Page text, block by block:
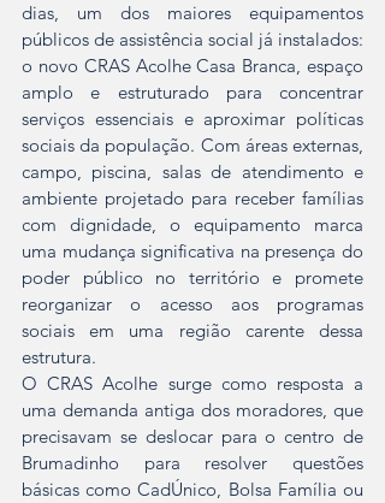
dias, um dos maiores equipamentos
públicos de assistência social já instalados:
o novo CRAS Acolhe Casa Branca, espaço
amplo e estruturado para concentrar
serviços essenciais e aproximar políticas
sociais da população. Com áreas externas,
campo, piscina, salas de atendimento e
ambiente projetado para receber famílias
com dignidade, o equipamento marca
uma mudança significativa na presença do
poder público no território e promete
reorganizar o acesso aos programas
sociais em uma região carente dessa
estrutura.
O CRAS Acolhe surge como resposta a
uma demanda antiga dos moradores, que
precisavam se deslocar para o centro de
Brumadinho para resolver questões
básicas como CadÚnico, Bolsa Família ou